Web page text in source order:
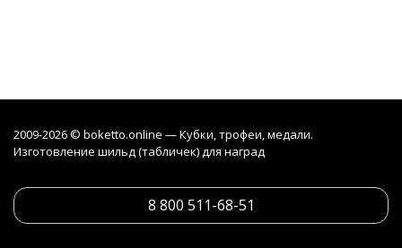
2009-2026 © boketto.online — Кубки, трофеи, медали.
Изготовление шильд (табличек) для наград
8 800 511-68-51